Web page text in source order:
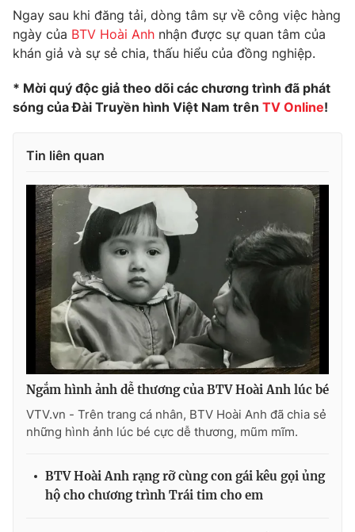
Ngay sau khi đăng tải, dòng tâm sự về công việc hàng
ngày của BTV Hoài Anh nhận được sự quan tâm của
khán giả và sự sẻ chia, thấu hiểu của đồng nghiệp.
* Mời quý độc giả theo dõi các chương trình đã phát
sóng của Đài Truyền hình Việt Nam trên TV Online!
Tin liên quan
Ngắm hình ảnh dễ thương của BTV Hoài Anh lúc bé
VTV.vn - Trên trang cá nhân, BTV Hoài Anh đã chia sẻ
những hình ảnh lúc bé cực dễ thương, mũm mĩm.
BTV Hoài Anh rạng rỡ cùng con gái kêu gọi ủng
hộ cho chương trình Trái tim cho em